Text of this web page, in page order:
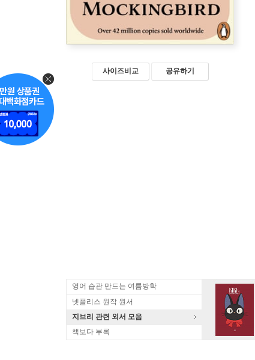
사이즈비교 공유하기
영어 습관 만드는 여름방학
넷플리스 원작 원서
지브리 관련 외서 모음
책보다 부록